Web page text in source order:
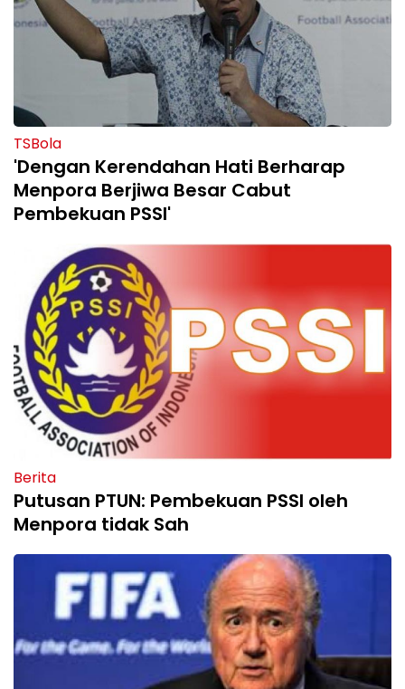
TSBola
'Dengan Kerendahan Hati Berharap
Menpora Berjiwa Besar Cabut
Pembekuan PSSI'
Berita
Putusan PTUN: Pembekuan PSSI oleh
Menpora tidak Sah